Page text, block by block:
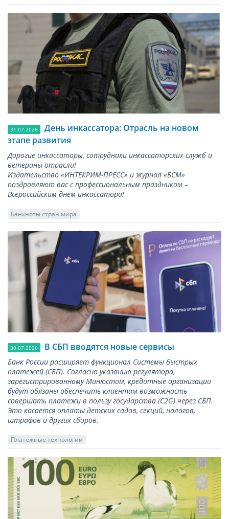
31.07.2026
День инкассатора: Отрасль на новом
этапе развития
Дорогие инкассаторы, сотрудники инкассаторских служб и
ветераны отрасли!
Издательство «ИНТЕКРИМ-ПРЕСС» и журнал «БСМ»
поздравляют вас с профессиональным праздником –
Всероссийским днём инкассатора!
Банкноты стран мира
30.07.2026 В СБП вводятся новые сервисы
Банк России расширяет функционал Системы быстрых
платежей (СБП). Согласно указанию регулятора,
зарегистрированному Минюстом, кредитные организации
будут обязаны обеспечить клиентам возможность
совершать платежи в пользу государства (С2G) через СБП.
Это касается оплаты детских садов, секций, налогов,
штрафов и других сборов.
Платежные технологии